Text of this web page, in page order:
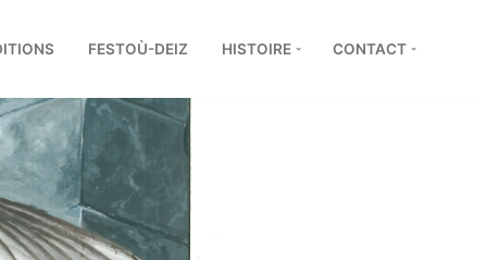
FESTOÙ-DEIZ HISTOIRE CONTACT